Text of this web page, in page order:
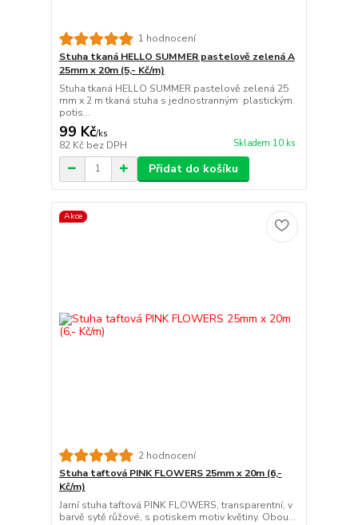
1 hodnocení
Stuha tkaná HELLO SUMMER pastelově zelená A
25mm x 20m (5,- Kč/m)
Stuha tkaná HELLO SUMMER pastelově zelená 25
mm x 2 m tkaná stuha s jednostranným plastickým
potis...
99 Kč/ks
82 Kč bez DPH Skladem 10 ks
Přidat do košíku
Akce
2 hodnocení
Stuha taftová PINK FLOWERS 25mm x 20m (6,-
Kč/m)
Jarní stuha taftová PINK FLOWERS, transparentní, v
barvě sytě růžové, s potiskem motiv květiny. Obou...